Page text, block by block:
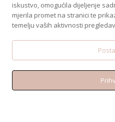
KONTAKT
PORTANOVA: Svilajska ul.
iskustvo, omogućila dijeljenje
mjerila promet na stranici te
temelju vaših aktivnosti